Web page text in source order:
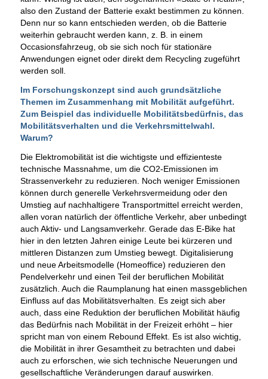
also den Zustand der Batterie exakt bestimmen zu können.
Denn nur so kann entschieden werden, ob die Batterie
weiterhin gebraucht werden kann, z. B. in einem
Occasionsfahrzeug, ob sie sich noch für stationäre
Anwendungen eignet oder direkt dem Recycling zugeführt
werden soll.
Im Forschungskonzept sind auch grundsätzliche
Themen im Zusammenhang mit Mobilität aufgeführt.
Zum Beispiel das individuelle Mobilitätsbedürfnis, das
Mobilitätsverhalten und die Verkehrsmittelwahl.
Warum?
Die Elektromobilität ist die wichtigste und effizienteste
technische Massnahme, um die CO2-Emissionen im
Strassenverkehr zu reduzieren. Noch weniger Emissionen
können durch generelle Verkehrsvermeidung oder den
Umstieg auf nachhaltigere Transportmittel erreicht werden,
allen voran natürlich der öffentliche Verkehr, aber unbedingt
auch Aktiv- und Langsamverkehr. Gerade das E-Bike hat
hier in den letzten Jahren einige Leute bei kürzeren und
mittleren Distanzen zum Umstieg bewegt. Digitalisierung
und neue Arbeitsmodelle (Homeoffice) reduzieren den
Pendelverkehr und einen Teil der beruflichen Mobilität
zusätzlich. Auch die Raumplanung hat einen massgeblichen
Einfluss auf das Mobilitätsverhalten. Es zeigt sich aber
auch, dass eine Reduktion der beruflichen Mobilität häufig
das Bedürfnis nach Mobilität in der Freizeit erhöht – hier
spricht man von einem Rebound Effekt. Es ist also wichtig,
die Mobilität in ihrer Gesamtheit zu betrachten und dabei
auch zu erforschen, wie sich technische Neuerungen und
gesellschaftliche Veränderungen darauf auswirken.